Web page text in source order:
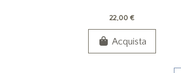
22,00 €
Acquista